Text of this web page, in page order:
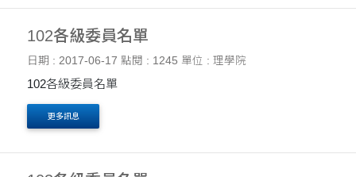
102各級委員名單
日期 : 2017-06-17 點閱 : 1245 單位 : 理學院
102各級委員名單
更多訊息